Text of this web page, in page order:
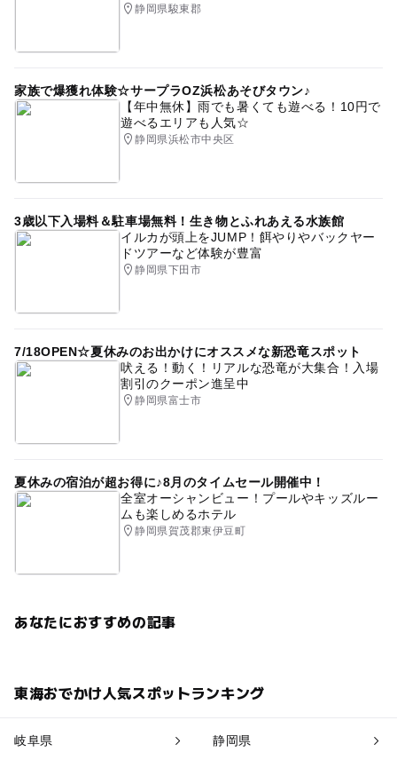
静岡県駿東郡
家族で爆獲れ体験☆サープラOZ浜松あそびタウン♪
【年中無休】雨でも暑くても遊べる！10円で
遊べるエリアも人気☆
静岡県浜松市中央区
3歳以下入場料＆駐車場無料！生き物とふれあえる水族館
イルカが頭上をJUMP！餌やりやバックヤー
ドツアーなど体験が豊富
静岡県下田市
7/18OPEN☆夏休みのお出かけにオススメな新恐竜スポット
吠える！動く！リアルな恐竜が大集合！入場
割引のクーポン進呈中
静岡県富士市
夏休みの宿泊が超お得に♪8月のタイムセール開催中！
全室オーシャンビュー！プールやキッズルー
ムも楽しめるホテル
静岡県賀茂郡東伊豆町
あなたにおすすめの記事
東海おでかけ人気スポットランキング
岐阜県 静岡県